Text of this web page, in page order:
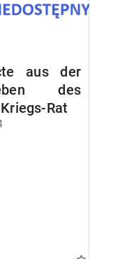
aus der
des
Rats